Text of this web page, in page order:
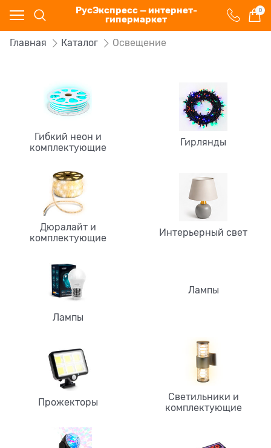
РусЭкспресс — интернет-
гипермаркет
0
Главная Каталог Освещение
Гибкий неон и
комплектующие
Гирлянды
Дюралайт и
комплектующие
Интерьерный свет
Лампы
Лампы
Прожекторы
Светильники и
комплектующие